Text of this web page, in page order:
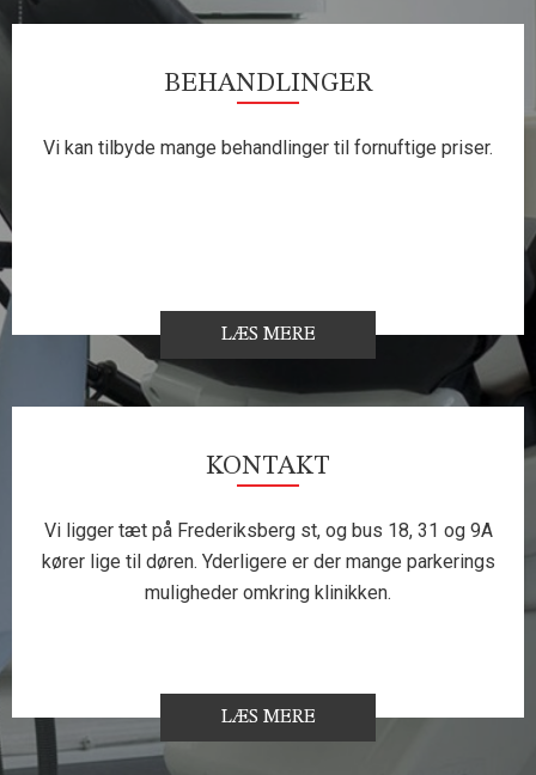
BEHANDLINGER
Vi kan tilbyde mange behandlinger til fornuftige priser.
LÆS MERE
KONTAKT
Vi ligger tæt på Frederiksberg st, og bus 18, 31 og 9A
kører lige til døren. Yderligere er der mange parkerings
muligheder omkring klinikken.
LÆS MERE